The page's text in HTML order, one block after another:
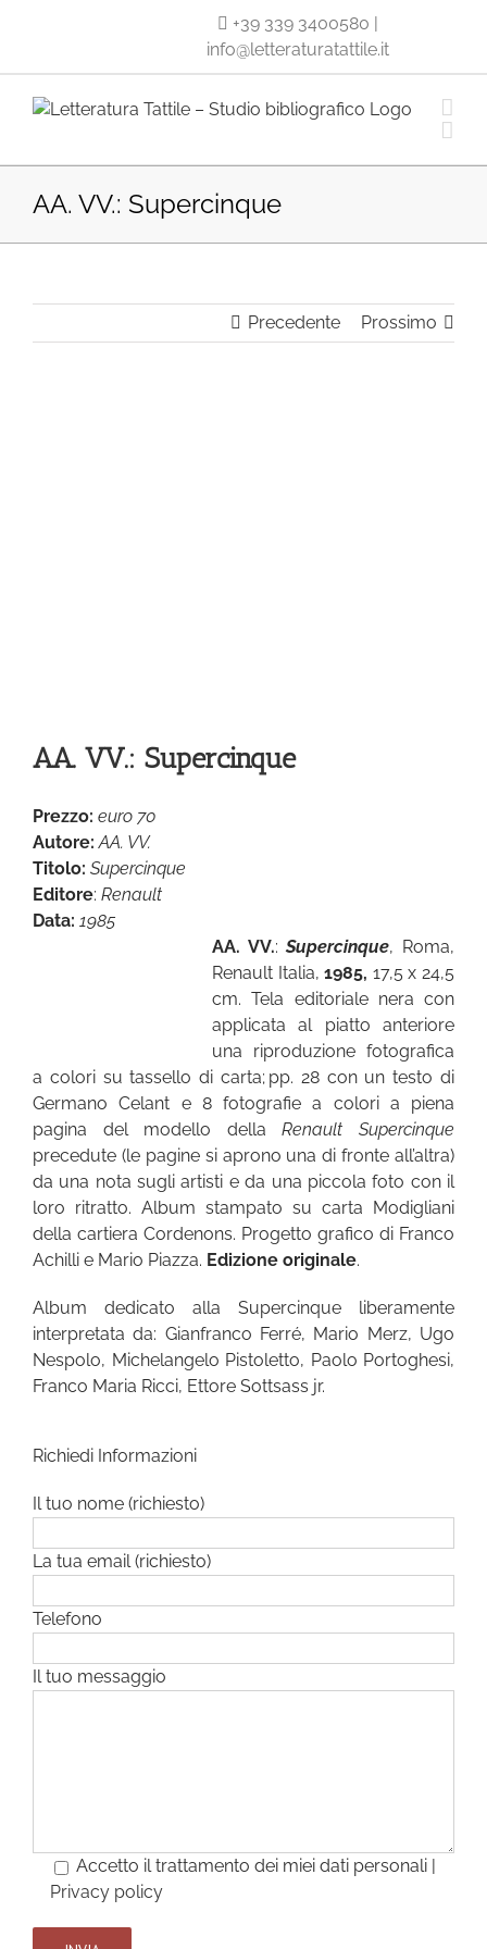
+39 339 3400580 |
info@letteraturatattile.it
AA. VV.: Supercinque
Precedente Prossimo
AA. VV.: Supercinque
Prezzo: euro 70
Autore: AA. VV.
Titolo: Supercinque
Editore: Renault
Data: 1985
AA. VV.:Supercinque, Roma,
Renault Italia,1985, 17,5 x 24,5
cm. Tela editoriale nera con
applicata al piatto anteriore
una riproduzione fotografica
a colori su tassello di carta; pp. 28 con un testo di
Germano Celant e 8 fotografie a colori a piena
pagina del modello dellaRenault Supercinque
precedute (le pagine si aprono una di fronte all’altra)
da una nota sugli artisti e da una piccola foto con il
loro ritratto. Album stampato su carta Modigliani
della cartiera Cordenons. Progetto grafico di Franco
Achilli e Mario Piazza. Edizione originale.
Album dedicato alla Supercinque liberamente
interpretata da: Gianfranco Ferré, Mario Merz, Ugo
Nespolo, Michelangelo Pistoletto, Paolo Portoghesi,
Franco Maria Ricci, Ettore Sottsass jr.
Richiedi Informazioni
Il tuo nome (richiesto)
La tua email (richiesto)
Telefono
Il tuo messaggio
Accetto il trattamento dei miei dati personali |
Privacy policy